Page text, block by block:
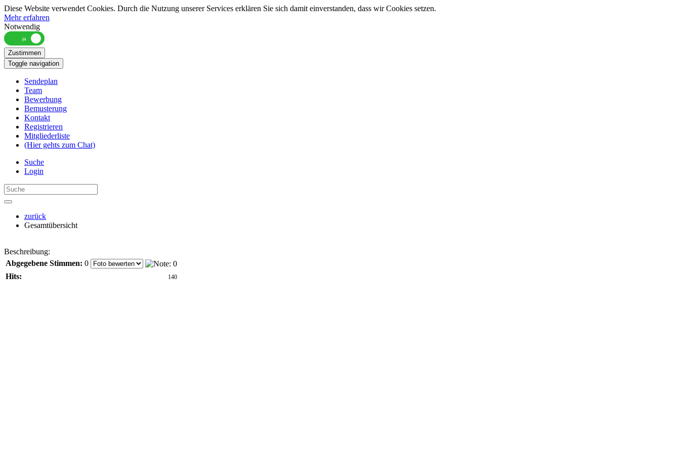
Diese Website verwendet Cookies. Durch die Nutzung unserer Services erklären Sie sich damit einverstanden, dass wir Cookies setzen.
Mehr erfahren
Notwendig
Zustimmen
Toggle navigation
Sendeplan
Team
Bewerbung
Bemusterung
Kontakt
Registrieren
Mitgliederliste
(Hier gehts zum Chat)
Suche
Login
zurück
Gesamtübersicht
Beschreibung:
Abgegebene Stimmen: 0
Hits:
140